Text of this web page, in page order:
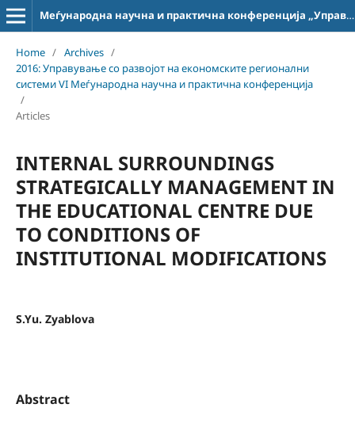
Меѓународна научна и практична конференција „Управување со развојот на економските регионални системи“
Home / Archives /
2016: Управување со развојот на економските регионални
системи VI Меѓународна научна и практична конференција
/
Articles
INTERNAL SURROUNDINGS
STRATEGICALLY MANAGEMENT IN
THE EDUCATIONAL CENTRE DUE
TO CONDITIONS OF
INSTITUTIONAL MODIFICATIONS
S.Yu. Zyablova
Abstract